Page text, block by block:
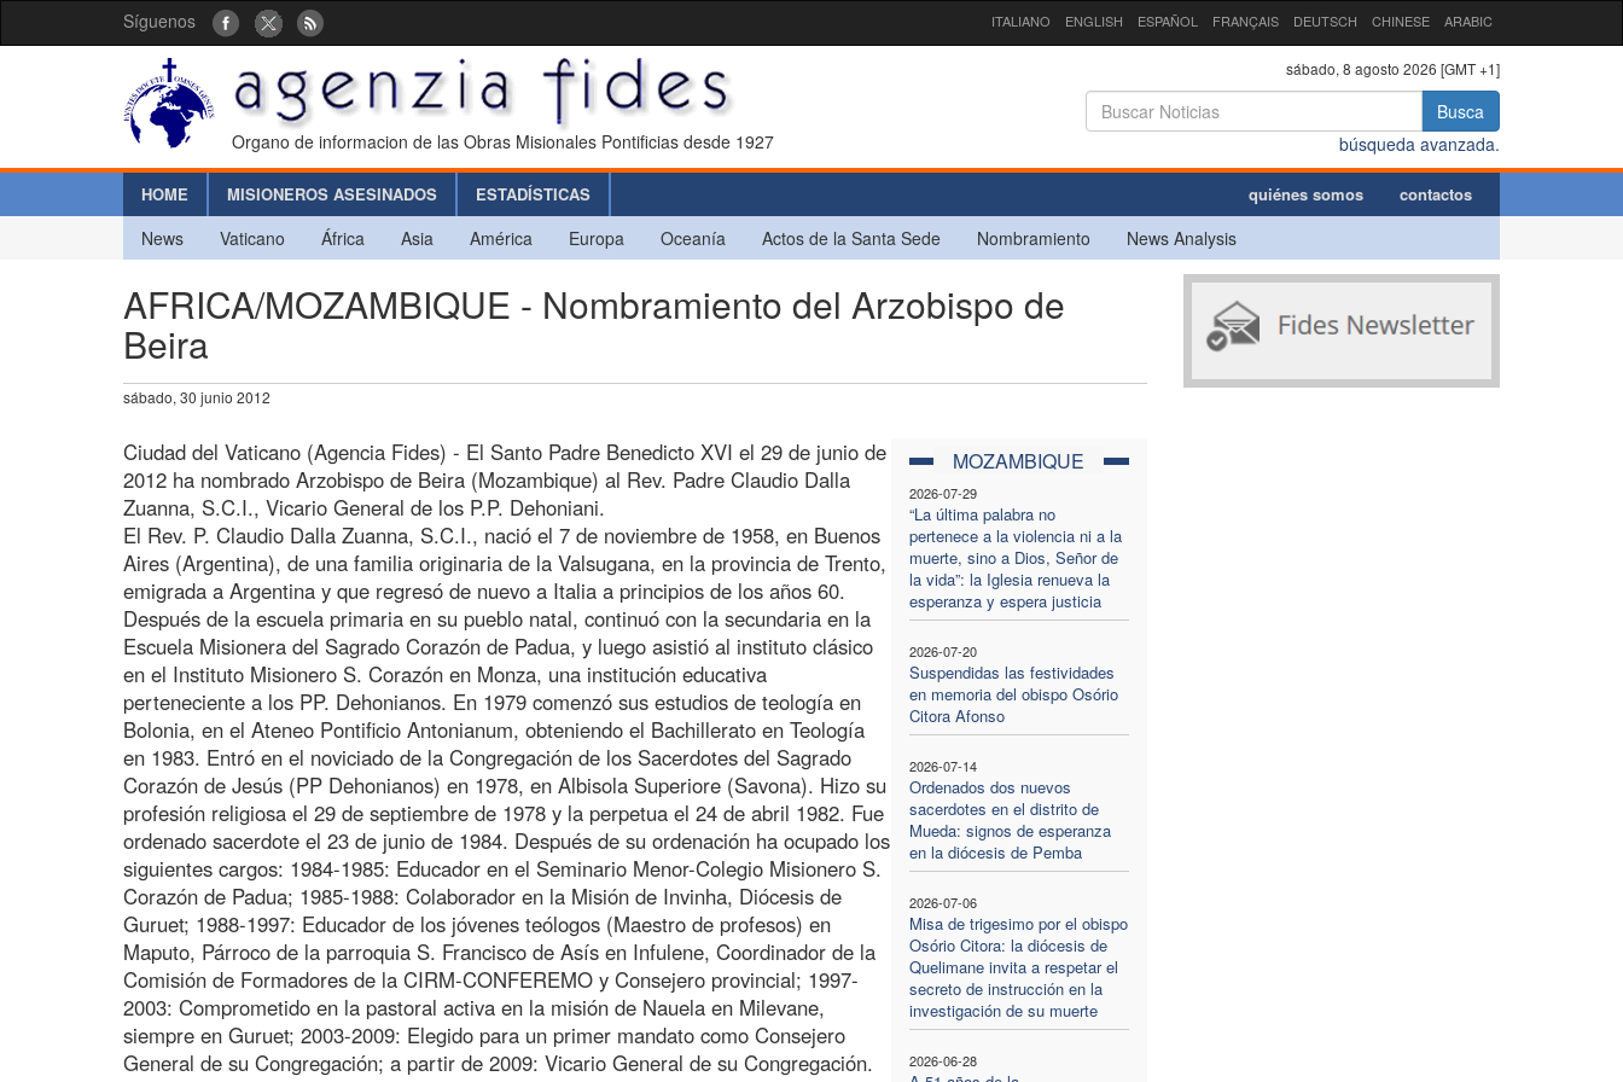
Síguenos ITALIANO ENGLISH ESPAÑOL FRANÇAIS DEUTSCH CHINESE ARABIC
Organo de informacion de las Obras Misionales Pontificias desde 1927
sábado, 8 agosto 2026 [GMT +1]
Busca
búsqueda avanzada.
HOME MISIONEROS ASESINADOS ESTADÍSTICAS quiénes somos contactos
News Vaticano África Asia América Europa Oceanía Actos de la Santa Sede Nombramiento News Analysis
AFRICA/MOZAMBIQUE - Nombramiento del Arzobispo de
Beira
sábado, 30 junio 2012
MOZAMBIQUE
2026-07-29
“La última palabra no
pertenece a la violencia ni a la
muerte, sino a Dios, Señor de
la vida”: la Iglesia renueva la
esperanza y espera justicia
2026-07-20
Suspendidas las festividades
en memoria del obispo Osório
Citora Afonso
2026-07-14
Ordenados dos nuevos
sacerdotes en el distrito de
Mueda: signos de esperanza
en la diócesis de Pemba
2026-07-06
Misa de trigesimo por el obispo
Osório Citora: la diócesis de
Quelimane invita a respetar el
secreto de instrucción en la
investigación de su muerte
2026-06-28
Ciudad del Vaticano (Agencia Fides) - El Santo Padre Benedicto XVI el 29 de junio de
2012 ha nombrado Arzobispo de Beira (Mozambique) al Rev. Padre Claudio Dalla
Zuanna, S.C.I., Vicario General de los P.P. Dehoniani.
El Rev. P. Claudio Dalla Zuanna, S.C.I., nació el 7 de noviembre de 1958, en Buenos
Aires (Argentina), de una familia originaria de la Valsugana, en la provincia de Trento,
emigrada a Argentina y que regresó de nuevo a Italia a principios de los años 60.
Después de la escuela primaria en su pueblo natal, continuó con la secundaria en la
Escuela Misionera del Sagrado Corazón de Padua, y luego asistió al instituto clásico
en el Instituto Misionero S. Corazón en Monza, una institución educativa
perteneciente a los PP. Dehonianos. En 1979 comenzó sus estudios de teología en
Bolonia, en el Ateneo Pontificio Antonianum, obteniendo el Bachillerato en Teología
en 1983. Entró en el noviciado de la Congregación de los Sacerdotes del Sagrado
Corazón de Jesús (PP Dehonianos) en 1978, en Albisola Superiore (Savona). Hizo su
profesión religiosa el 29 de septiembre de 1978 y la perpetua el 24 de abril 1982. Fue
ordenado sacerdote el 23 de junio de 1984. Después de su ordenación ha ocupado los
siguientes cargos: 1984-1985: Educador en el Seminario Menor-Colegio Misionero S.
Corazón de Padua; 1985-1988: Colaborador en la Misión de Invinha, Diócesis de
Guruet; 1988-1997: Educador de los jóvenes teólogos (Maestro de profesos) en
Maputo, Párroco de la parroquia S. Francisco de Asís en Infulene, Coordinador de la
Comisión de Formadores de la CIRM-CONFEREMO y Consejero provincial; 1997-
2003: Comprometido en la pastoral activa en la misión de Nauela en Milevane,
siempre en Guruet; 2003-2009: Elegido para un primer mandato como Consejero
General de su Congregación; a partir de 2009: Vicario General de su Congregación.